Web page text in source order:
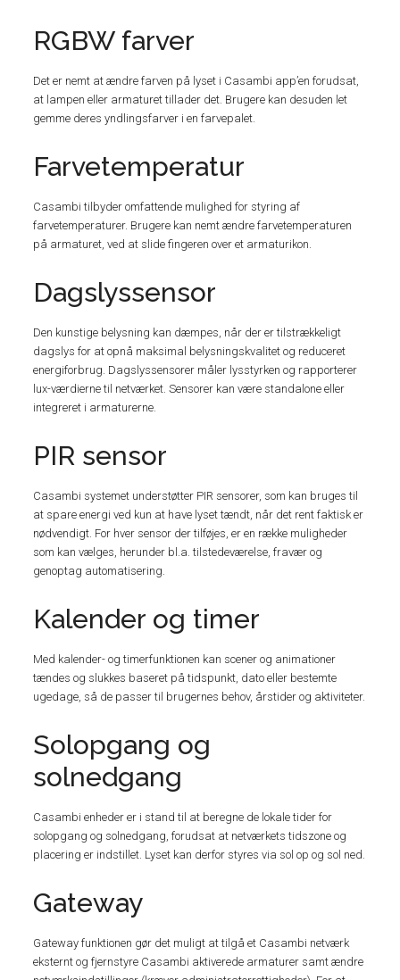
RGBW farver
Det er nemt at ændre farven på lyset i Casambi app’en forudsat,
at lampen eller armaturet tillader det. Brugere kan desuden let
gemme deres yndlingsfarver i en farvepalet.
Farvetemperatur
Casambi tilbyder omfattende mulighed for styring af
farvetemperaturer. Brugere kan nemt ændre farvetemperaturen
på armaturet, ved at slide fingeren over et armaturikon.
Dagslyssensor
Den kunstige belysning kan dæmpes, når der er tilstrækkeligt
dagslys for at opnå maksimal belysningskvalitet og reduceret
energiforbrug. Dagslyssensorer måler lysstyrken og rapporterer
lux-værdierne til netværket. Sensorer kan være standalone eller
integreret i armaturerne.
PIR sensor
Casambi systemet understøtter PIR sensorer, som kan bruges til
at spare energi ved kun at have lyset tændt, når det rent faktisk er
nødvendigt. For hver sensor der tilføjes, er en række muligheder
som kan vælges, herunder bl.a. tilstedeværelse, fravær og
genoptag automatisering.
Kalender og timer
Med kalender- og timerfunktionen kan scener og animationer
tændes og slukkes baseret på tidspunkt, dato eller bestemte
ugedage, så de passer til brugernes behov, årstider og aktiviteter.
Solopgang og
solnedgang
Casambi enheder er i stand til at beregne de lokale tider for
solopgang og solnedgang, forudsat at netværkets tidszone og
placering er indstillet. Lyset kan derfor styres via sol op og sol ned.
Gateway
Gateway funktionen gør det muligt at tilgå et Casambi netværk
eksternt og fjernstyre Casambi aktiverede armaturer samt ændre